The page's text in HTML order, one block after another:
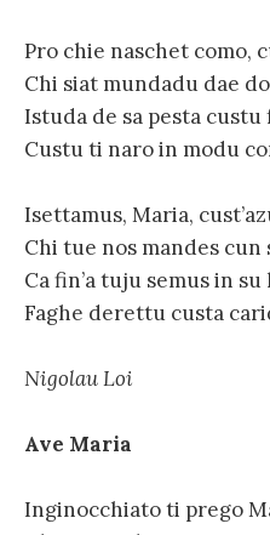
Pro chie naschet como,
Chi siat mundadu dae
Istuda de sa pesta custu
Custu ti naro in modu
Isettamus, Maria,
Chi tue nos mandes cun
Ca fin’a tuju semus in su
Faghe derettu custa
Nigolau Loi
Ave Maria
Inginocchiato ti prego